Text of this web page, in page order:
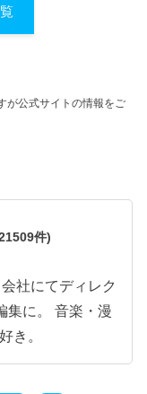
が公式サイトの情報をご
件)
社にてディレク
集に。 音楽・漫
き。